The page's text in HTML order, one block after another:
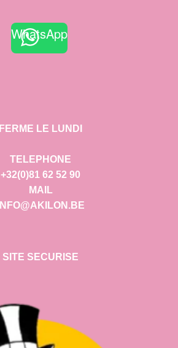
WhatsApp
FERME LE LUNDI
TELEPHONE
+32(0)81 62 52 90
MAIL
INFO@AKILON.BE
SITE SECURISE